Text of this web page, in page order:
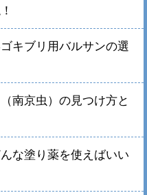
キブリ用バルサンの選
南京虫）の見つけ方と
な塗り薬を使えばいい